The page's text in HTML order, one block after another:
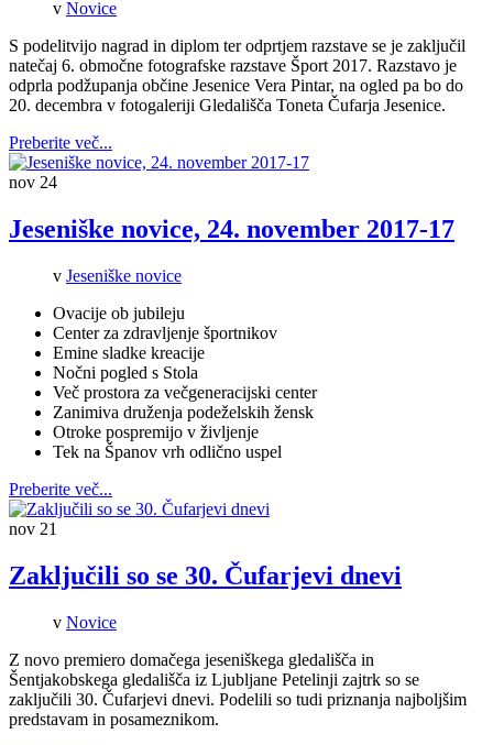
v Novice
S podelitvijo nagrad in diplom ter odprtjem razstave se je zaključil
natečaj 6. območne fotografske razstave Šport 2017. Razstavo je
odprla podžupanja občine Jesenice Vera Pintar, na ogled pa bo do
20. decembra v fotogaleriji Gledališča Toneta Čufarja Jesenice.
Preberite več...
nov 24
Jeseniške novice, 24. november 2017-17
v Jeseniške novice
Ovacije ob jubileju
Center za zdravljenje športnikov
Emine sladke kreacije
Nočni pogled s Stola
Več prostora za večgeneracijski center
Zanimiva druženja podeželskih žensk
Otroke pospremijo v življenje
Tek na Španov vrh odlično uspel
Preberite več...
nov 21
Zaključili so se 30. Čufarjevi dnevi
v Novice
Z novo premiero domačega jeseniškega gledališča in
Šentjakobskega gledališča iz Ljubljane Petelinji zajtrk so se
zaključili 30. Čufarjevi dnevi. Podelili so tudi priznanja najboljšim
predstavam in posameznikom.